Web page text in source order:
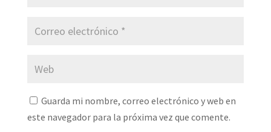
Guarda mi nombre, correo electrónico y web en
este navegador para la próxima vez que comente.